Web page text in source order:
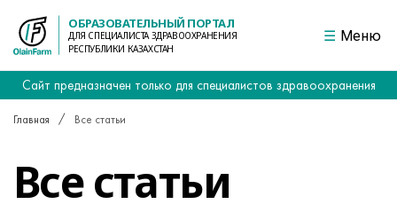
ОБРАЗОВАТЕЛЬНЫЙ ПОРТАЛ
ДЛЯ СПЕЦИАЛИСТА ЗДРАВООХРАНЕНИЯ
РЕСПУБЛИКИ КАЗАХСТАН
Меню
Сайт предназначен только для специалистов здравоохранения
Главная Все статьи
Все статьи